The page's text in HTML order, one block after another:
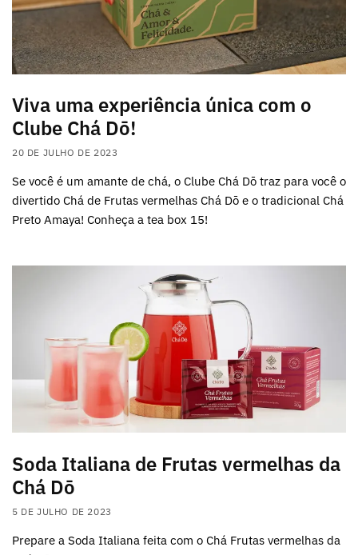
Viva uma experiência única com o
Clube Chá Dō!
20 DE JULHO DE 2023
Se você é um amante de chá, o Clube Chá Dō traz para você o
divertido Chá de Frutas vermelhas Chá Dō e o tradicional Chá
Preto Amaya! Conheça a tea box 15!
Soda Italiana de Frutas vermelhas da
Chá Dō
5 DE JULHO DE 2023
Prepare a Soda Italiana feita com o Chá Frutas vermelhas da